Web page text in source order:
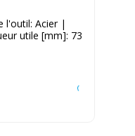
l'outil: Acier |
utile [mm]: 73